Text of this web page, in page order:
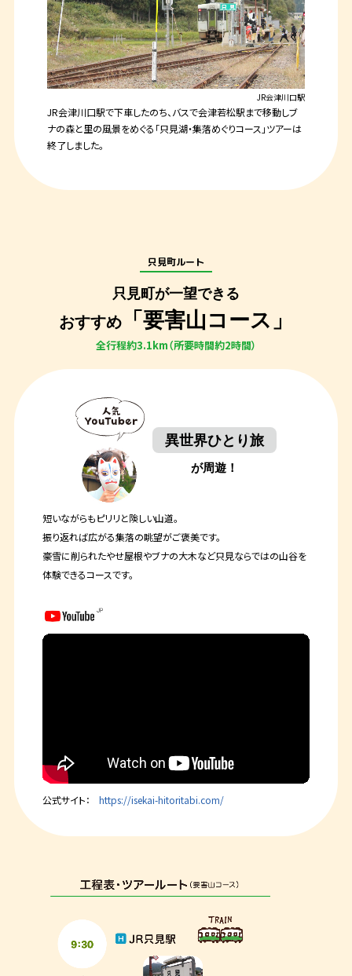
JR会津川口駅
JR会津川口駅で下車したのち、バスで会津若松駅まで移動しブ
ナの森と里の風景をめぐる「只見湖・集落めぐりコース」ツアーは
終了しました。
只見町ルート
只見町が一望できる
おすすめ 「要害山コース」
全行程約3.1km（所要時間約2時間）
異世界ひとり旅
が周遊！
短いながらもピリリと険しい山道。
振り返れば広がる集落の眺望がご褒美です。
豪雪に削られたやせ屋根やブナの大木など只見ならではの山谷を
体験できるコースです。
公式サイト： https://isekai-hitoritabi.com/